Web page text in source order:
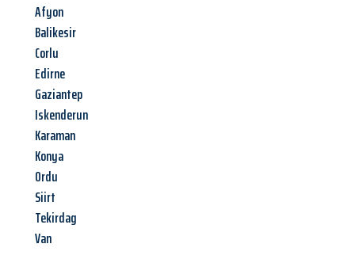
Afyon
Balikesir
Corlu
Edirne
Gaziantep
Iskenderun
Karaman
Konya
Ordu
Siirt
Tekirdag
Van